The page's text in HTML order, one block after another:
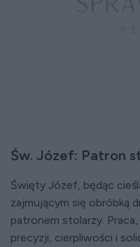
Św. Józef: Patron
Święty Józef, będąc
zajmującym się obróbką
patronem stolarzy. Praca,
precyzji, cierpliwości i